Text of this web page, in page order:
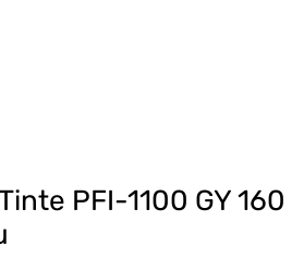
PFI-1100 GY 160